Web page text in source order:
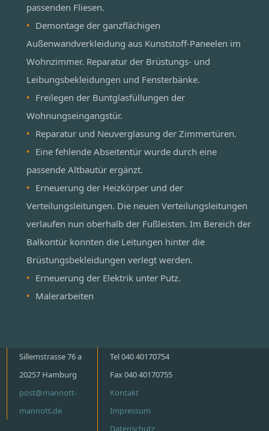
passenden Fliesen.
Demontage der ganzflächigen
Außenwandverkleidung aus Kunststoff-Paneelen im
Wohnzimmer. Reparatur der Brüstungs- und
Leibungsbekleidungen und Fensterbänke.
Freilegen der Buntglasfüllungen der
Wohnungseingangstür.
Reparatur und Neuverglasung der Zimmertüren.
Eine fehlende Abseitentür wurde durch eine
passende Altbautür ergänzt.
Erneuerung der Heizkörper und der
Verteilungsleitungen. Die neuen Verteilungsleitungen
verlaufen nun oberhalb der Fußleisten. Im Bereich der
Balkontür konnten die Leitungen hinter die
Brüstungsbekleidungen verlegt werden.
Erneuerung der Elektrik unter Putz.
Malerarbeiten
Sillemstrasse 76 a
20257 Hamburg
post@mannott-
mannott.de
Tel 040 40170754
Fax 040 40170755
Kontakt
Impressum
Datenschutz